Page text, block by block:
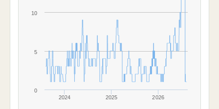
2024 2025 2026
0
5
10